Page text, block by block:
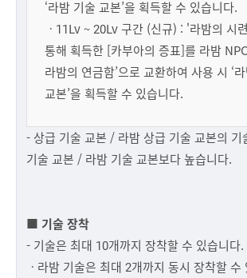
‘라밤 기술 교본’을 획득할 수 있습니다.
ㆍ11Lv ~ 20Lv 구간 (신규) : '라밤의 시
통해 획득한 [카부아의 증표]를 라밤
라밤의 연금함’으로 교환하여 사용 시 ‘
교본’을 획득할 수 있습니다.
- 상급 기술 교본 / 라밤 상급 기술 교본의 기
기술 교본 / 라밤 기술 교본보다 높습니다.
■ 기술 장착
- 기술은 최대 10개까지 장착할 수 있습니다.
ㆍ라밤 기술은 최대 2개까지 동시 장착할 수